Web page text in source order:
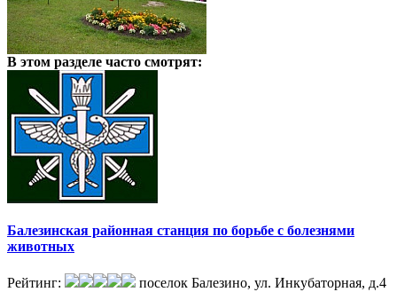
В этом разделе часто смотрят:
Балезинская районная станция по борьбе с болезнями
животных
Рейтинг:
поселок Балезино, ул. Инкубаторная, д.4